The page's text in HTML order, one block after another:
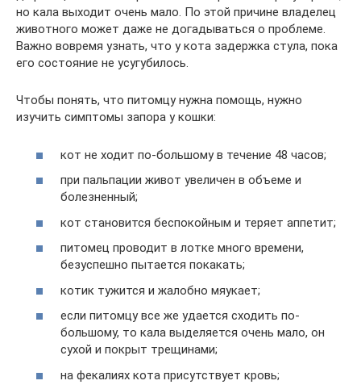
но кала выходит очень мало. По этой причине владелец
животного может даже не догадываться о проблеме.
Важно вовремя узнать, что у кота задержка стула, пока
его состояние не усугубилось.
Чтобы понять, что питомцу нужна помощь, нужно
изучить симптомы запора у кошки:
кот не ходит по-большому в течение 48 часов;
при пальпации живот увеличен в объеме и
болезненный;
кот становится беспокойным и теряет аппетит;
питомец проводит в лотке много времени,
безуспешно пытается покакать;
котик тужится и жалобно мяукает;
если питомцу все же удается сходить по-
большому, то кала выделяется очень мало, он
сухой и покрыт трещинами;
на фекалиях кота присутствует кровь;